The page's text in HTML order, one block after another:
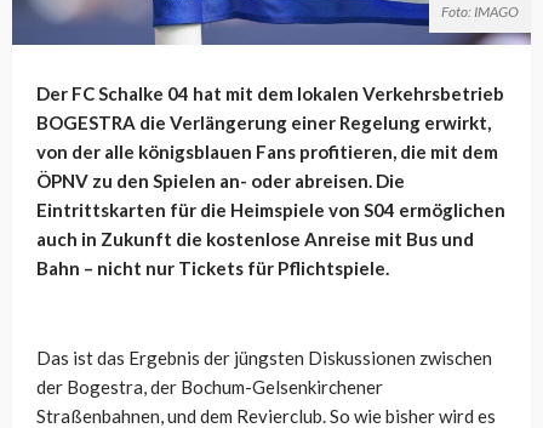
Foto: IMAGO
Der FC Schalke 04 hat mit dem lokalen Verkehrsbetrieb
BOGESTRA die Verlängerung einer Regelung erwirkt,
von der alle königsblauen Fans profitieren, die mit dem
ÖPNV zu den Spielen an- oder abreisen. Die
Eintrittskarten für die Heimspiele von S04 ermöglichen
auch in Zukunft die kostenlose Anreise mit Bus und
Bahn – nicht nur Tickets für Pflichtspiele.
Das ist das Ergebnis der jüngsten Diskussionen zwischen
der Bogestra, der Bochum-Gelsenkirchener
Straßenbahnen, und dem Revierclub. So wie bisher wird es